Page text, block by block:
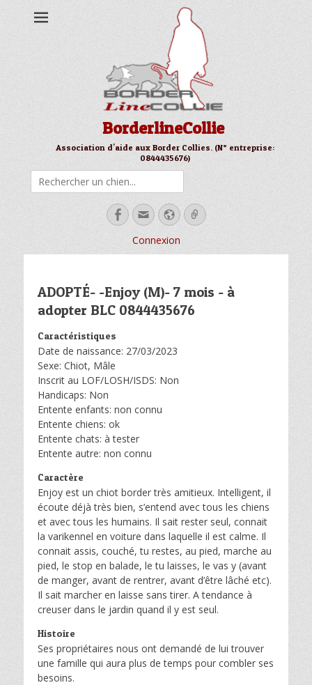
BorderlineCollie
Association d'aide aux Border Collies. (N° entreprise:
0844435676)
Facebook
EmailSite
web
Link
Connexion
ADOPTÉ- -Enjoy (M)- 7 mois - à
adopter BLC 0844435676
Caractéristiques
Date de naissance: 27/03/2023
Sexe: Chiot, Mâle
Inscrit au LOF/LOSH/ISDS: Non
Handicaps: Non
Entente enfants: non connu
Entente chiens: ok
Entente chats: à tester
Entente autre: non connu
Caractère
Enjoy est un chiot border très amitieux. Intelligent, il
écoute déjà très bien, s’entend avec tous les chiens
et avec tous les humains. Il sait rester seul, connait
la varikennel en voiture dans laquelle il est calme. Il
connait assis, couché, tu restes, au pied, marche au
pied, le stop en balade, le tu laisses, le vas y (avant
de manger, avant de rentrer, avant d’être lâché etc).
Il sait marcher en laisse sans tirer. A tendance à
creuser dans le jardin quand il y est seul.
Histoire
Ses propriétaires nous ont demandé de lui trouver
une famille qui aura plus de temps pour combler ses
besoins.